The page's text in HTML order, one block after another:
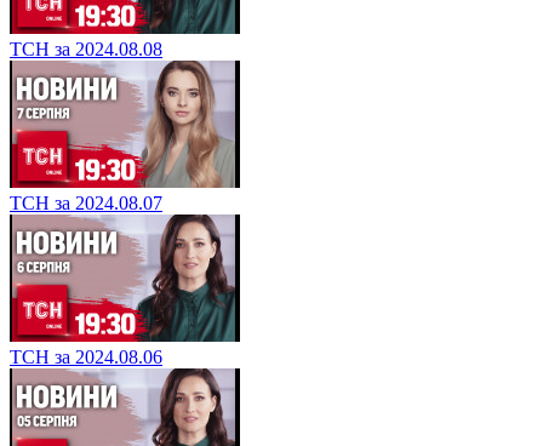
ТСН за 2024.08.08
ТСН за 2024.08.07
ТСН за 2024.08.06